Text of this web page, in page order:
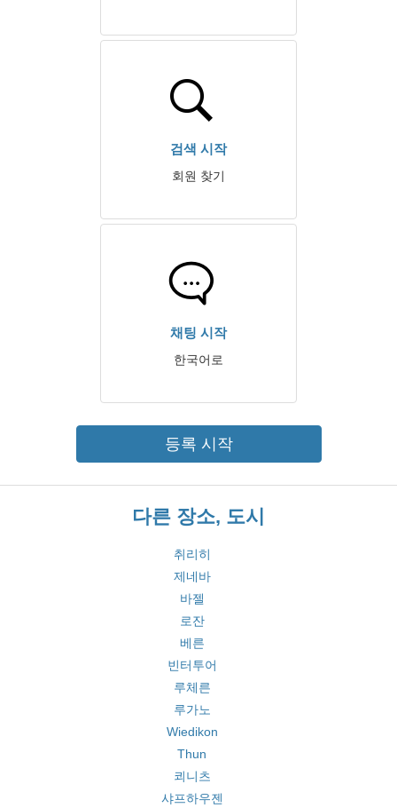
검색 시작
회원 찾기
채팅 시작
한국어로
등록 시작
다른 장소, 도시
취리히
제네바
바젤
로잔
베른
빈터투어
루체른
루가노
Wiedikon
Thun
쾨니츠
샤프하우젠